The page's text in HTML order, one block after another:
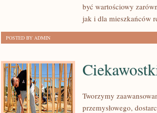
być wartościowy
jak i dla mieszkańców
POSTED BY ADMIN
Tworzymy
przemysłowego,